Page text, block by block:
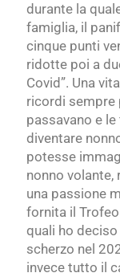
durante la
famiglia, il
cinque punti
ridotte poi a
Covid”. Una
ricordi sempre
passavano e
diventare
potesse
nonno volante,
una passione
fornita il
quali ho
scherzo nel
invece tutto il